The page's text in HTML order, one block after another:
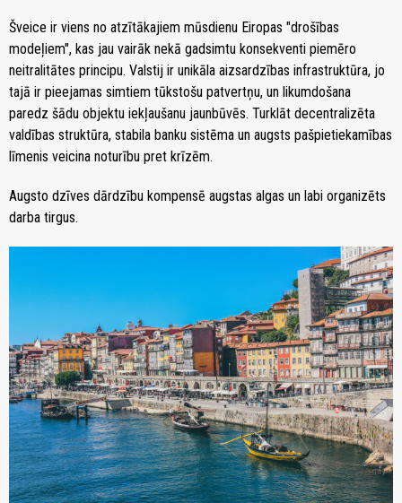
Šveice ir viens no atzītākajiem mūsdienu Eiropas "drošības
modeļiem", kas jau vairāk nekā gadsimtu konsekventi piemēro
neitralitātes principu. Valstij ir unikāla aizsardzības infrastruktūra, jo
tajā ir pieejamas simtiem tūkstošu patvertņu, un likumdošana
paredz šādu objektu iekļaušanu jaunbūvēs. Turklāt decentralizēta
valdības struktūra, stabila banku sistēma un augsts pašpietiekamības
līmenis veicina noturību pret krīzēm.
Augsto dzīves dārdzību kompensē augstas algas un labi organizēts
darba tirgus.